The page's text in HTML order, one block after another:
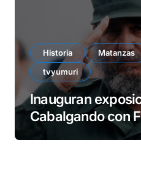
Historia Matanzas
tvyumuri
Inauguran
Cabalgando con